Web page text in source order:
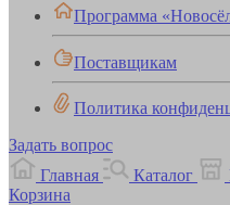
Программа
Поставщикам
Политика
Задать вопрос
Главная
Каталог
Корзина